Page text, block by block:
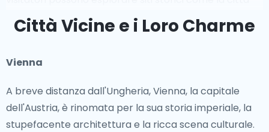
medievale di Szentendre e le antiche rovine romane
ad Aquincum. Anche la storia reale è prominente, con
che era un rifugio preferito della regina Elisabetta
(Sisi) d'Ungheria. In tutto il paese, l'architettura ben
conservata e le città storiche riflettono l'evoluzione
dell'Ungheria nei secoli.
Città Vicine e i Loro Charme
Vienna
A breve distanza dall'Ungheria, Vienna, la capitale
dell'Austria, è rinomata per la sua storia imperiale, la
stupefacente architettura e la ricca scena culturale.